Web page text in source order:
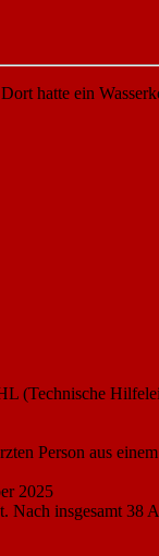
hatte ein
(Technische
Person aus
2025
Nach insgesamt